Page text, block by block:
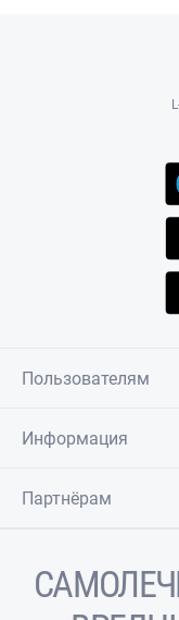
Пользователям
Информация
Партнёрам